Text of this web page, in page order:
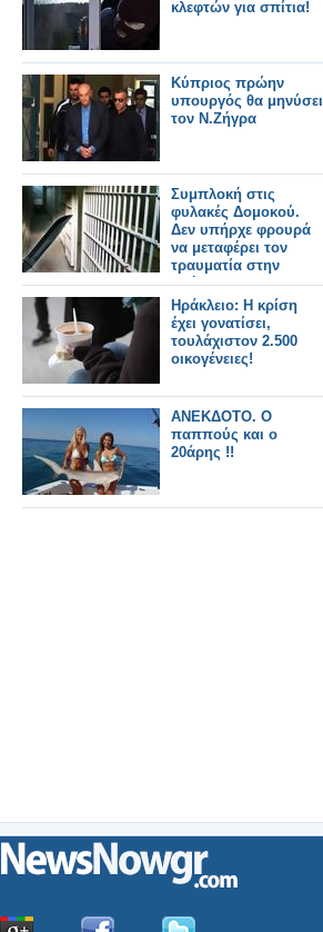
κλεφτών για σπίτια!
Κύπριος πρώην
υπουργός θα μηνύσει
τον Ν.Ζήγρα
Συμπλοκή στις
φυλακές Δομοκού.
Δεν υπήρχε φρουρά
να μεταφέρει τον
τραυματία στην
Αθήνα
Ηράκλειο: Η κρίση
έχει γονατίσει,
τουλάχιστον 2.500
οικογένειες!
ΑΝΕΚΔΟΤΟ. Ο
παππούς και ο
20άρης !!